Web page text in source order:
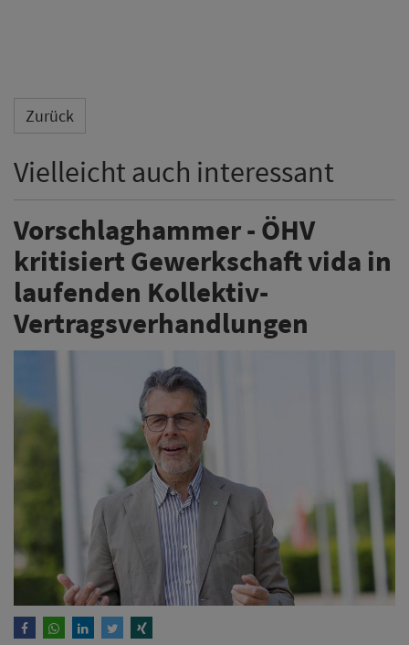
Zurück
Vielleicht auch interessant
Vorschlaghammer - ÖHV
kritisiert Gewerkschaft vida in
laufenden Kollektiv-
Vertragsverhandlungen